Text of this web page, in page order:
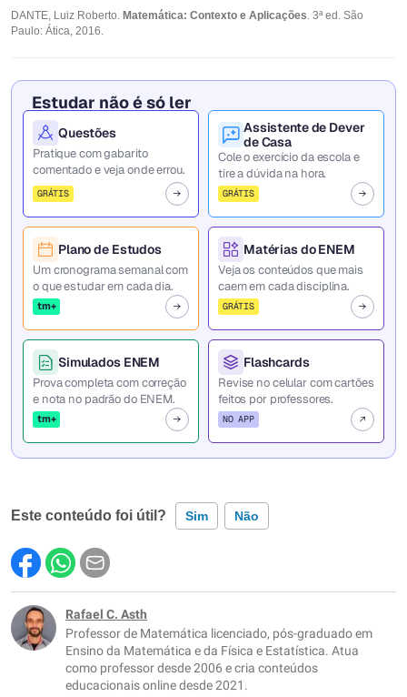
DANTE, Luiz Roberto. Matemática: Contexto e Aplicações. 3ª ed. São
Paulo: Ática, 2016.
Estudar não é só ler
Questões
Pratique com gabarito
comentado e veja onde errou.
GRÁTIS
Assistente de Dever
de Casa
Cole o exercício da escola e
tire a dúvida na hora.
GRÁTIS
Plano de Estudos
Um cronograma semanal com
o que estudar em cada dia.
tm+
Matérias do ENEM
Veja os conteúdos que mais
caem em cada disciplina.
GRÁTIS
Simulados ENEM
Prova completa com correção
e nota no padrão do ENEM.
tm+
Flashcards
Revise no celular com cartões
feitos por professores.
NO APP
Este conteúdo foi útil? Sim Não
Este conteúdo contém informação incorreta
Este conteúdo não tem a informação que procuro
Outro
Rafael C. Asth
Professor de Matemática licenciado, pós-graduado em
Ensino da Matemática e da Física e Estatística. Atua
como professor desde 2006 e cria conteúdos
educacionais online desde 2021.